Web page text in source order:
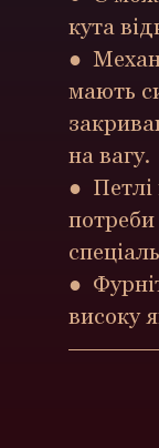
кута
●
мають
на вагу.
●
●
високу